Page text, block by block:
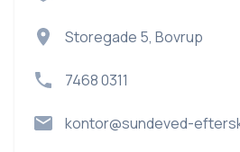
Storegade 5, Bovrup
7468 0311
kontor@sundeved-